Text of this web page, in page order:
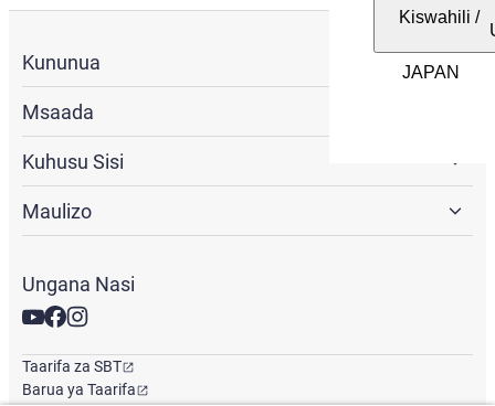
Kiswahili /
Kununua
Msaada
Kuhusu Sisi
Maulizo
Ungana Nasi
Taarifa za SBT
Barua ya Taarifa